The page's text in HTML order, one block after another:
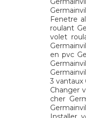
Fenetre
roulant
volet
en pvc
3 vantaux
Changer
cher